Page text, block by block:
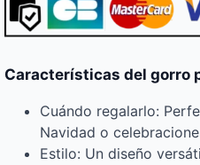
Características del gorro
Cuándo regalarlo:
Navidad o
Estilo: Un diseño